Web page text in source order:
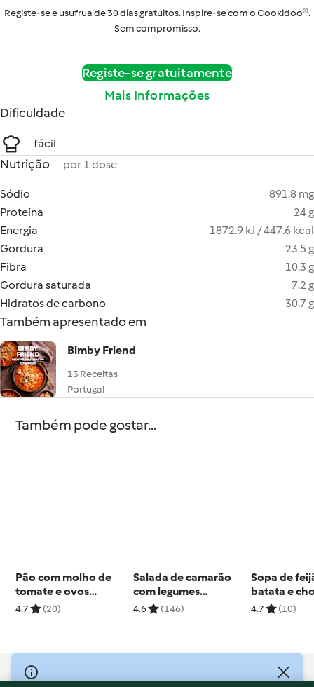
Registe-se e usufrua de 30 dias gratuitos. Inspire-se com o Cookidoo®.
Sem compromisso.
Registe-se gratuitamente
Mais Informações
Dificuldade
fácil
Nutrição por 1 dose
Sódio
891.8 mg
Proteína
24 g
Energia
1872.9 kJ / 447.6 kcal
Gordura
23.5 g
Fibra
10.3 g
Gordura saturada
7.2 g
Hidratos de carbono
30.7 g
Também apresentado em
Bimby Friend
13 Receitas
Portugal
Também pode gostar...
Pão com molho de
tomate e ovos
escalfados
4.7 (20)
Salada de camarão
com legumes
crocantes
4.6 (146)
Sopa de
batata e
4.7 (10)
© Copyright 2026